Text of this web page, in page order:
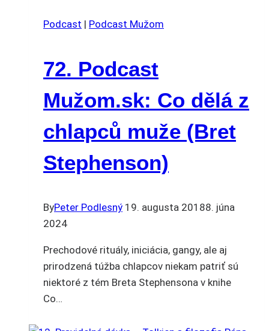
Podcast | Podcast Mužom
72. Podcast
Mužom.sk: Co dělá z
chlapců muže (Bret
Stephenson)
ByPeter Podlesný 19. augusta 20188. júna
2024
Prechodové rituály, iniciácia, gangy, ale aj
prirodzená túžba chlapcov niekam patriť sú
niektoré z tém Breta Stephensona v knihe
Co…